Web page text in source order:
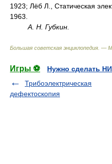
1923; Лёб Л., Статическая
1963.
А. Н. Губкин.
Большая советская энциклопедия. —
Игры ⚽
Нужно сделать
Трибоэлектрическая
дефектоскопия